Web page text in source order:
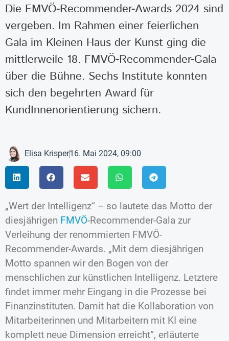
Die FMVÖ-Recommender-Awards 2024 sind
vergeben. Im Rahmen einer feierlichen
Gala im Kleinen Haus der Kunst ging die
mittlerweile 18. FMVÖ-Recommender-Gala
über die Bühne. Sechs Institute konnten
sich den begehrten Award für
KundInnenorientierung sichern.
Elisa Krisper16. Mai 2024, 09:00
„Wert der Intelligenz“ – so lautete das Motto der
diesjährigen FMVÖ-Recommender-Gala zur
Verleihung der renommierten FMVÖ-
Recommender-Awards. „Mit dem diesjährigen
Motto spannen wir den Bogen von der
menschlichen zur künstlichen Intelligenz. Letztere
findet immer mehr Eingang in die Prozesse bei
Finanzinstituten. Damit hat die Kollaboration von
Mitarbeiterinnen und Mitarbeitern mit KI eine
komplett neue Dimension erreicht“, erläuterte